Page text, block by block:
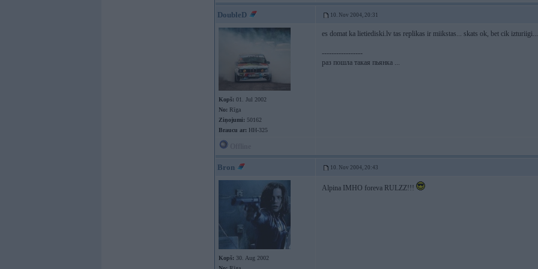
DoubleD 10. Nov 2004, 20:31
Kopš: 01. Jul 2002
No: Rīga
Ziņojumi: 50162
Braucu ar: HH-325
es domat ka lietiediski.lv tas replikas ir miikstas... skats ok, bet cik
-----------------
раз пошла такая пьянка ...
Bron 10. Nov 2004, 20:43
Kopš: 30. Aug 2002
Alpina IMHO foreva RULZZ!!!